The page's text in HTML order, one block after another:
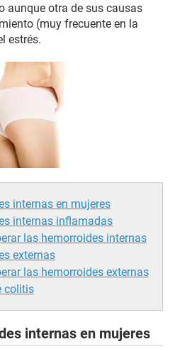
aunque otra de sus causas
(muy frecuente en la
estrés.
internas en mujeres
internas inflamadas
las hemorroides internas
externas
las hemorroides externas
colitis
internas en mujeres